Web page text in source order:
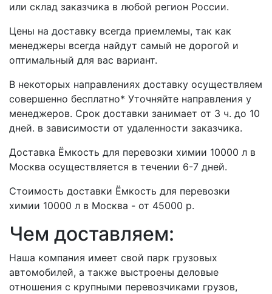
или склад заказчика в любой регион России.
Цены на доставку всегда приемлемы, так как
менеджеры всегда найдут самый не дорогой и
оптимальный для вас вариант.
В некоторых направлениях доставку осуществляем
совершенно бесплатно* Уточняйте направления у
менеджеров. Срок доставки занимает от 3 ч. до 10
дней. в зависимости от удаленности заказчика.
Доставка Ёмкость для перевозки химии 10000 л в
Москва осуществляется в течении 6-7 дней.
Стоимость доставки Ёмкость для перевозки
химии 10000 л в Москва - от 45000 р.
Чем доставляем:
Наша компания имеет свой парк грузовых
автомобилей, а также выстроены деловые
отношения с крупными перевозчиками грузов,